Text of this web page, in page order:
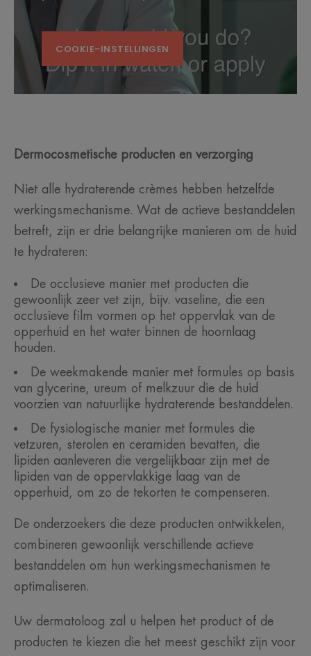
COOKIE-INSTELLINGEN
Dermocosmetische producten en verzorging
Niet alle hydraterende crèmes hebben hetzelfde
werkingsmechanisme. Wat de actieve bestanddelen
betreft, zijn er drie belangrijke manieren om de huid
te hydrateren:
De occlusieve manier met producten die
gewoonlijk zeer vet zijn, bijv. vaseline, die een
occlusieve film vormen op het oppervlak van de
opperhuid en het water binnen de hoornlaag
houden.
De weekmakende manier met formules op basis
van glycerine, ureum of melkzuur die de huid
voorzien van natuurlijke hydraterende bestanddelen.
De fysiologische manier met formules die
vetzuren, sterolen en ceramiden bevatten, die
lipiden aanleveren die vergelijkbaar zijn met de
lipiden van de oppervlakkige laag van de
opperhuid, om zo de tekorten te compenseren.
De onderzoekers die deze producten ontwikkelen,
combineren gewoonlijk verschillende actieve
bestanddelen om hun werkingsmechanismen te
optimaliseren.
Uw dermatoloog zal u helpen het product of de
producten te kiezen die het meest geschikt zijn voor